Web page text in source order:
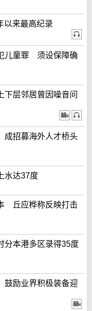
来最高纪录
儿童罪 须设保障确
层邻居曾因噪音问
招募海外人才桥头
水达37度
丘应桦称反映打击
本港多区录得35度
励业界积极装备迎